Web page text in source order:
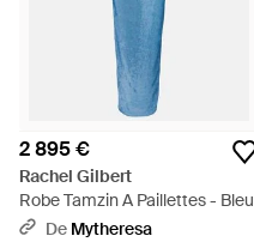
2 895 €
Rachel Gilbert
Robe Tamzin A Paillettes - Bleu
De Mytheresa